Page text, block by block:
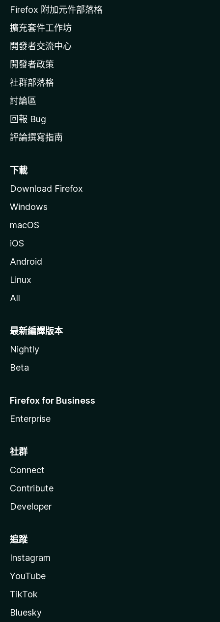
l
a
官
網
Firefox 附加元件部落格
擴充套件工作坊
開發者交流中心
開發者政策
社群部落格
討論區
回報 Bug
評論撰寫指南
下載
Download Firefox
Windows
macOS
iOS
Android
Linux
All
最新編譯版本
Nightly
Beta
Firefox for Business
Enterprise
社群
Connect
Contribute
Developer
追蹤
Instagram
YouTube
TikTok
Bluesky